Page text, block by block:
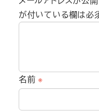
が付いている欄は必
名前※